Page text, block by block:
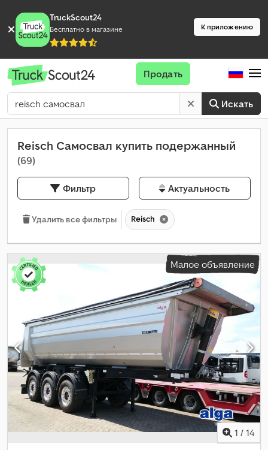
TruckScout24
Бесплатно в магазине К приложению
Искать
Продать
Reisch Самосвал купить подержанный
(69)
Фильтр Актуальность
Удалить все фильтры Reisch
Малое объявление
1 / 14